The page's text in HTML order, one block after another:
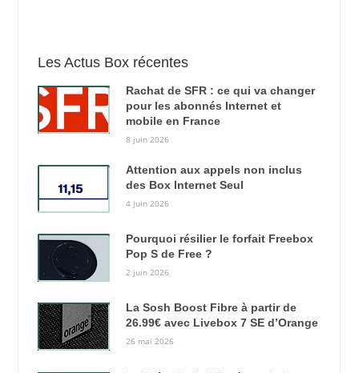
Les Actus Box récentes
Rachat de SFR : ce qui va changer
pour les abonnés Internet et
mobile en France
8 juin 2026
Attention aux appels non inclus
des Box Internet Seul
4 juin 2026
Pourquoi résilier le forfait Freebox
Pop S de Free ?
2 juin 2026
La Sosh Boost Fibre à partir de
26.99€ avec Livebox 7 SE d’Orange
26 mai 2026